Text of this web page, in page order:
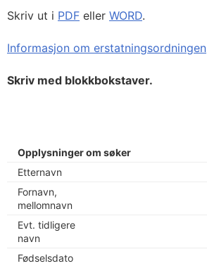
Skriv ut i PDF eller WORD.
Informasjon om erstatningsordningen
Skriv med blokkbokstaver.
Opplysninger om søker
Etternavn
Fornavn,
mellomnavn
Evt. tidligere
navn
Fødselsdato